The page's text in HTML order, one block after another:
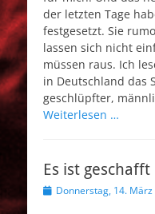
der letzten Tage
festgesetzt. Sie
lassen sich nicht
müssen raus. Ich
in Deutschland das
geschlüpfter,
Weiterlesen …
Es ist geschafft
Veröffentlicht
Donnerstag, 14. März